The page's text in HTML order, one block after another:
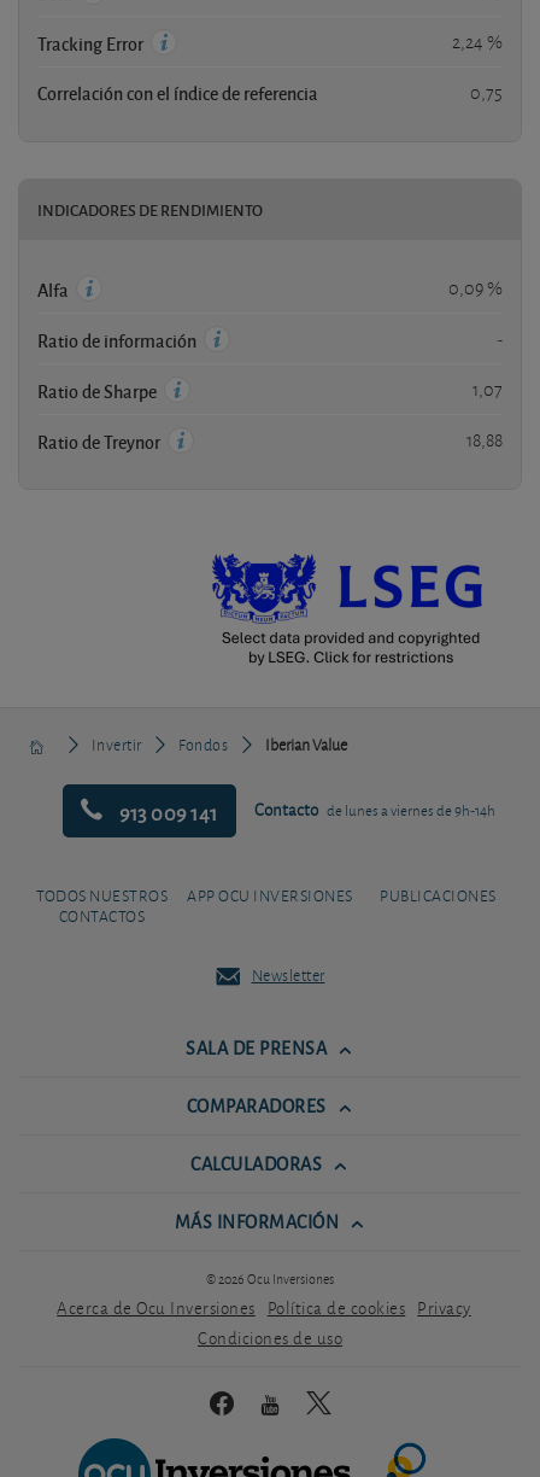
Tracking Error 2,24 %
Correlación con el índice de referencia 0,75
INDICADORES DE RENDIMIENTO
Alfa 0,09 %
Ratio de información -
Ratio de Sharpe 1,07
Ratio de Treynor 18,88
Invertir Fondos Iberian Value
913 009 141 Contacto de lunes a viernes de 9h-14h
TODOS NUESTROS
CONTACTOS
APP OCU INVERSIONES PUBLICACIONES
Newsletter
SALA DE PRENSA
COMPARADORES
CALCULADORAS
MÁS INFORMACIÓN
© 2026 Ocu Inversiones
Acerca de Ocu Inversiones Política de cookies Privacy
Condiciones de uso